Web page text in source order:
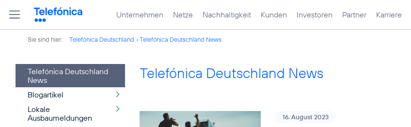
Unternehmen Netze Nachhaltigkeit Kunden Investoren Partner Karriere
Sie sind hier: Telefónica Deutschland Telefónica Deutschland News
Telefónica Deutschland
News
Blogartikel
Lokale
Ausbaumeldungen
Telefónica Deutschland News
16. August 2023